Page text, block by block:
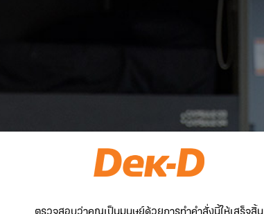
ตรวจสอบว่าคุณเป็นมนุษย์ด้วยการทำคำสั่งนี้ให้เสร็จสิ้น